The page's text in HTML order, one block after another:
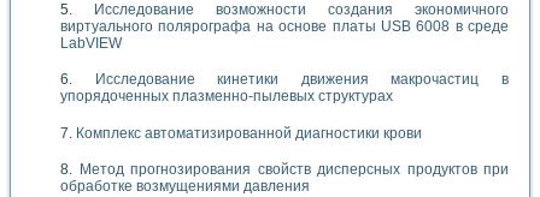
Исследование возможности создания экономичного
виртуального полярографа на основе платы USB 6008 в среде
LabVIEW
Исследование кинетики движения макрочастиц в
упорядоченных плазменно-пылевых структурах
Комплекс автоматизированной диагностики крови
Метод прогнозирования свойств дисперсных продуктов при
обработке возмущениями давления